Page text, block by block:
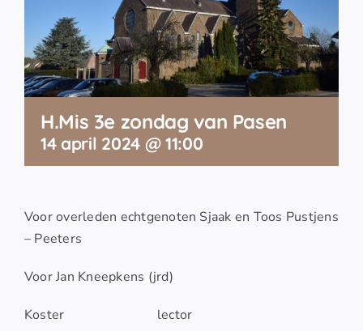
H.Mis 3e zondag van Pasen
14 april 2024 @ 11:00
Voor overleden echtgenoten Sjaak en Toos Pustjens
– Peeters
Voor Jan Kneepkens (jrd)
Koster lector